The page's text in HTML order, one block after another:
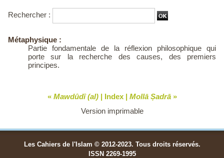
Rechercher :
Métaphysique :
Partie fondamentale de la réflexion philosophique qui
porte sur la recherche des causes, des premiers
principes.
« Mawdûdî (al) | Index | Mollā Ṣadrā»
Version imprimable
Les Cahiers de l'Islam © 2012-2023. Tous droits réservés.
ISSN 2269-1995